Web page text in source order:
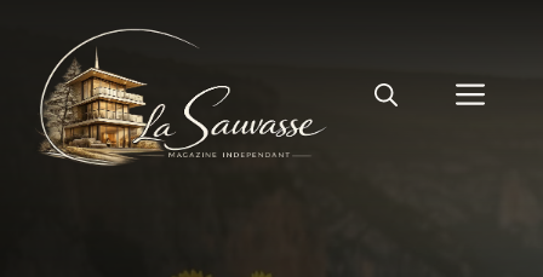
contenu